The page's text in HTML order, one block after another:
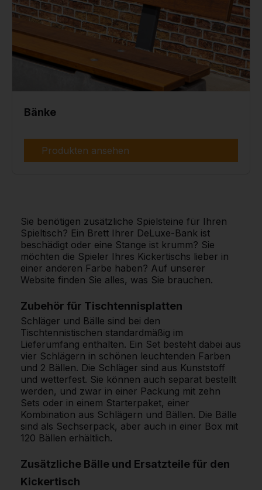
Bänke
Produkten ansehen
Sie benötigen zusätzliche Spielsteine für Ihren
Spieltisch? Ein Brett Ihrer DeLuxe-Bank ist
beschädigt oder eine Stange ist krumm? Sie
möchten die Spieler Ihres Kickertischs lieber in
einer anderen Farbe haben? Auf unserer
Website finden Sie alles, was Sie brauchen.
Zubehör für Tischtennisplatten
Schläger und Bälle sind bei den
Tischtennistischen standardmäßig im
Lieferumfang enthalten. Ein Set besteht dabei aus
vier Schlägern in schönen leuchtenden Farben
und 2 Bällen. Die Schläger sind aus Kunststoff
und wetterfest. Sie können auch separat bestellt
werden, und zwar in einer Packung mit zehn
Sets oder in einem Starterpaket, einer
Kombination aus Schlägern und Bällen. Die Bälle
sind als Sechserpack, aber auch in einer Box mit
120 Bällen erhältlich.
Zusätzliche Bälle und Ersatzteile für den
Kickertisch